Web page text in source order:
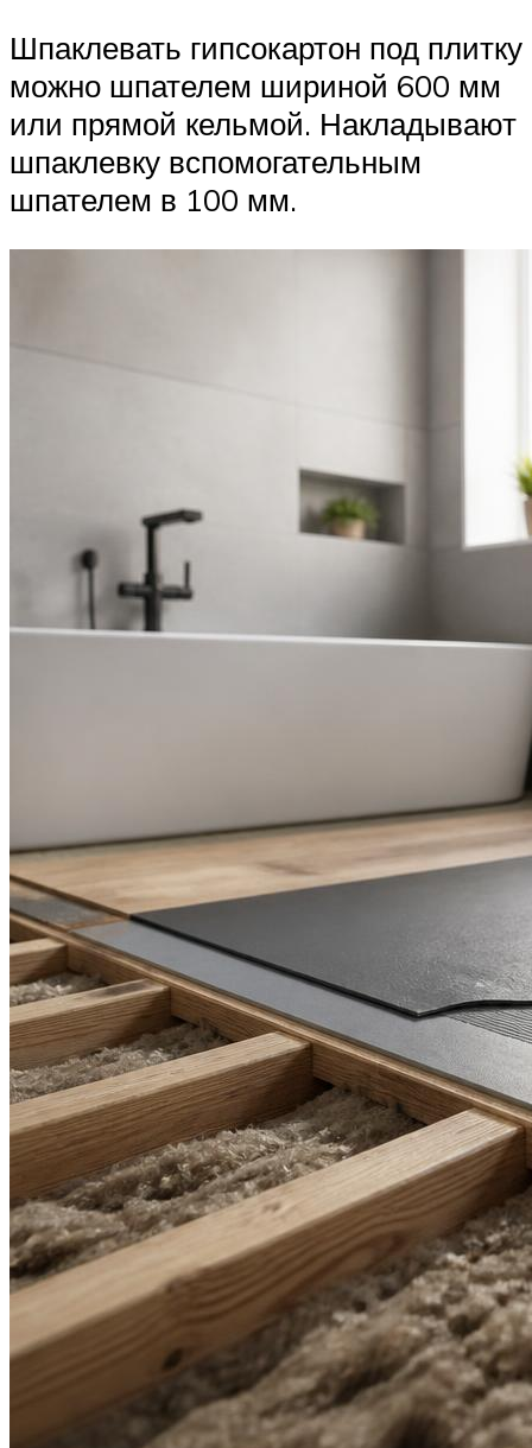
Шпаклевать гипсокартон под плитку
можно шпателем шириной 600 мм
или прямой кельмой. Накладывают
шпаклевку вспомогательным
шпателем в 100 мм.